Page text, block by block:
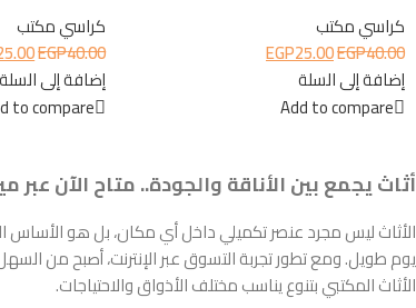
كراسي مكتب
EGP40.00
EGP25.00
إضافة إلى السلة
Add to compare
كراسي مكتب
EGP40.00
إضافة إلى السلة
to compare
أثاث يجمع بين الأناقة والجودة.. متاح الآن عبر
الأثاث ليس مجرد عنصر تكميلي داخل أي مكان، بل هو الأساس
يوم طويل. ومع تطور تجربة التسوق عبر الإنترنت، أصبح من
الأثاث المكتبي بتنوع يناسب مختلف الأذواق والاحتياجات.